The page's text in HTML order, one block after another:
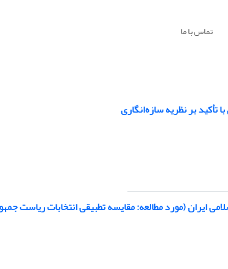
تماس با ما
بر نظریه سازه‌انگاری
(مورد مطالعه: مقایسه تطبیقی انتخابات ریاست جمهوری سال